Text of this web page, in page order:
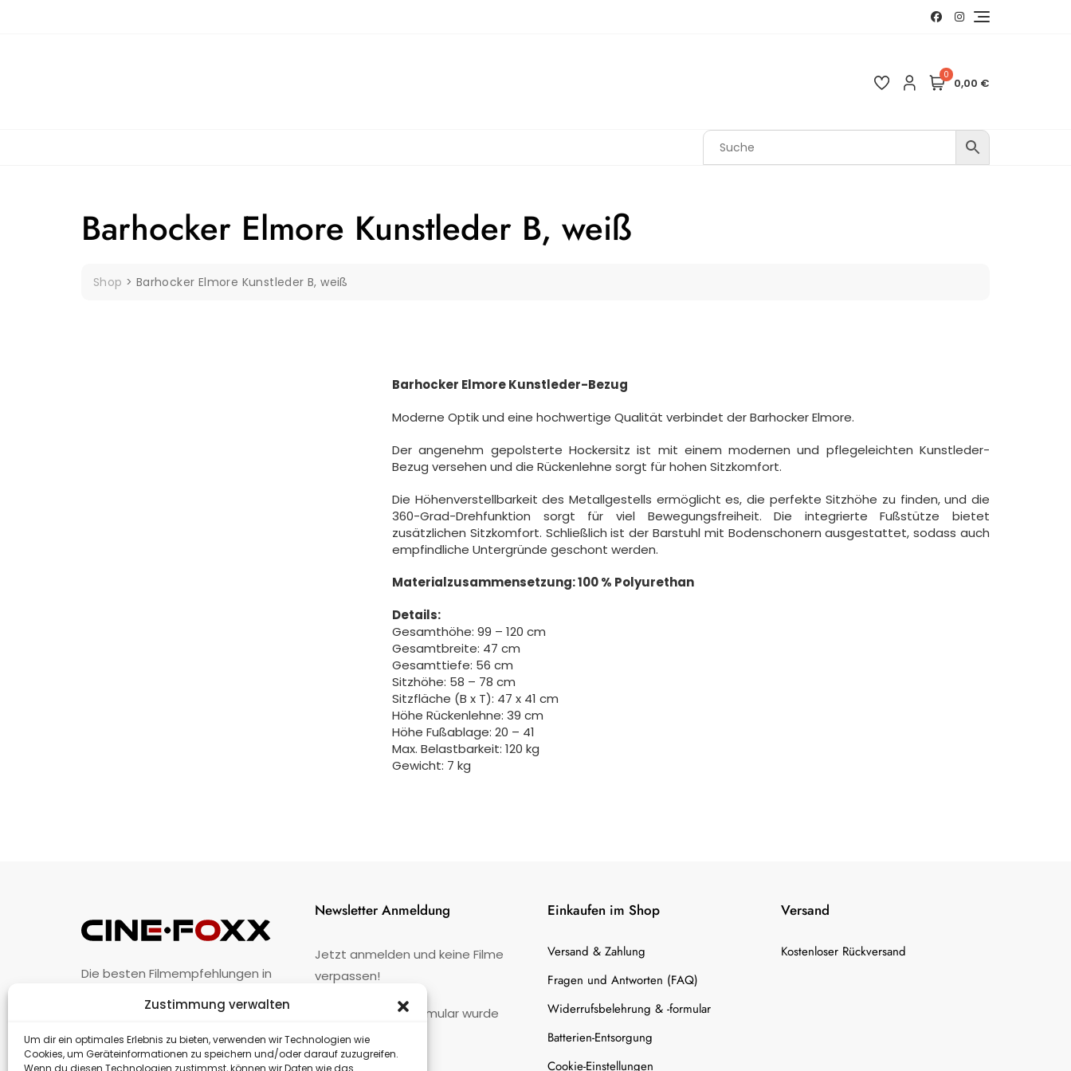
Zustimmung verwalten
Um dir ein optimales Erlebnis zu bieten, verwenden wir Technologien wie
Cookies, um Geräteinformationen zu speichern und/oder darauf zuzugreifen.
Wenn du diesen Technologien zustimmst, können wir Daten wie das
0
0,00 €
Barhocker Elmore Kunstleder B, weiß
Shop > Barhocker Elmore Kunstleder B, weiß
Barhocker Elmore Kunstleder-Bezug
Moderne Optik und eine hochwertige Qualität verbindet der Barhocker Elmore.
Der angenehm gepolsterte Hockersitz ist mit einem modernen und pflegeleichten Kunstleder-
Bezug versehen und die Rückenlehne sorgt für hohen Sitzkomfort.
Die Höhenverstellbarkeit des Metallgestells ermöglicht es, die perfekte Sitzhöhe zu finden, und die
360-Grad-Drehfunktion sorgt für viel Bewegungsfreiheit. Die integrierte Fußstütze bietet
zusätzlichen Sitzkomfort. Schließlich ist der Barstuhl mit Bodenschonern ausgestattet, sodass auch
empfindliche Untergründe geschont werden.
Materialzusammensetzung: 100 % Polyurethan
Details:
Gesamthöhe: 99 – 120 cm
Gesamtbreite: 47 cm
Gesamttiefe: 56 cm
Sitzhöhe: 58 – 78 cm
Sitzfläche (B x T): 47 x 41 cm
Höhe Rückenlehne: 39 cm
Höhe Fußablage: 20 – 41
Max. Belastbarkeit: 120 kg
Gewicht: 7 kg
Die besten Filmempfehlungen in
Unternehmen · Impressum · Kontakt
Newsletter Anmeldung
Jetzt anmelden und keine Filme
verpassen!
Kontaktformular wurde
nicht gefunden.
Einkaufen im Shop
Versand & Zahlung
Fragen und Antworten (FAQ)
Widerrufsbelehrung & -formular
Batterien-Entsorgung
Cookie-Einstellungen
Versand
Kostenloser Rückversand